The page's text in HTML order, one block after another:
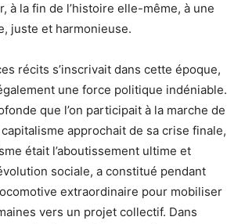
à la fin de l’histoire elle-même, à une
juste et harmonieuse.
récits s’inscrivait dans cette époque,
une force politique indéniable.
que l’on participait à la marche de
approchait de sa crise finale,
était l’aboutissement ultime et
sociale, a constitué pendant
extraordinaire pour mobiliser
vers un projet collectif. Dans